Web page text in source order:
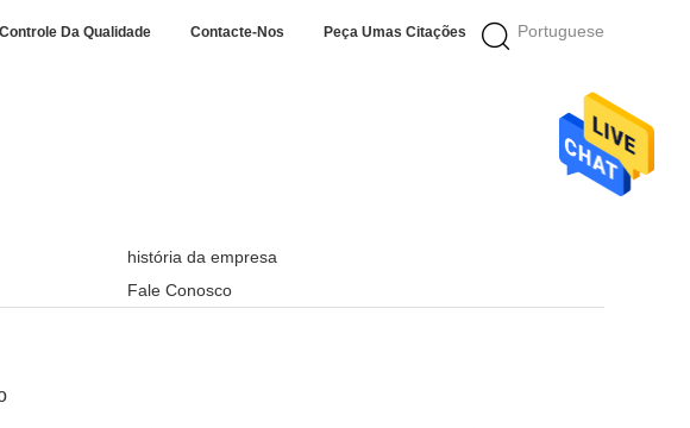
Portuguese
Controle Da Qualidade Contacte-Nos Peça Umas Citações
história da empresa
Fale Conosco